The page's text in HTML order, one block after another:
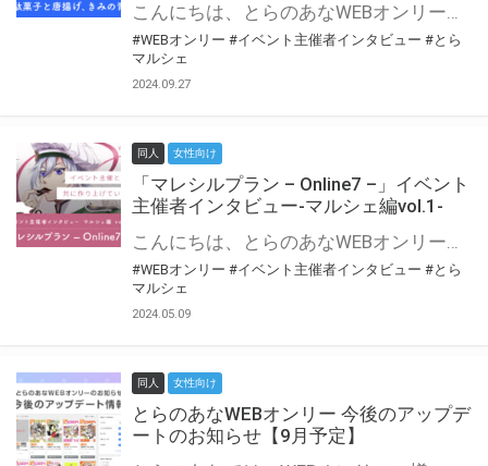
こんにちは、とらのあなWEBオンリー運営スタッフです。 新たにお届けする、イベント主催者インタビュー-マルシェ編-は、 とらのあなWEBオンリー「マルシェ」をご利用の主催様に 「マルシェ」を使ってイベントを開催した感想や心がけをお聞きする企画です。 今回は、WEBオンリー初開催「駄菓子と唐揚げ、きみの青」より、 主催のぎこ六屋様にお話を伺いました。 協力：ぎこ六屋様／イベント公式Twitter（@krkgwks） とらのあなWEBオンリー「マルシェ」とは？ WEBオンリーでリアルタイムでコミュニケーションがとれるオンライン会場です。
#WEBオンリー #イベント主催者インタビュー #とら
マルシェ
2024.09.27
同人 女性向け
「マレシルプラン – Online7 –」イベント
主催者インタビュー-マルシェ編vol.1-
こんにちは、とらのあなWEBオンリー運営スタッフです。 新たにお届けする、イベント主催者インタビュー-マルシェ編-は、 とらのあなWEBオンリー「マルシェ」をご利用した主催様に 「マルシェ」を使って開催した感想や心がけをお聞きする企画です。 今回は、WEBオンリー開催7回目迎えた「マレシルプラン – Online7 –」より、 主催の玉川うた様にお話を伺いました。 ▼マレシルプランのインタビュー前回記事 「イベント主催者インタビュー vol.6」はこちら 協力：玉川うた様（マレシルプラン実行委員会 代表）／イベント公式Twitter（@mallesil_plan） とらのあなWEBオンリー「マルシェ」とは？ WEBオンリーでリアルタイムでコミュニケーションがとれるオンライン会場です。
#WEBオンリー #イベント主催者インタビュー #とら
マルシェ
2024.05.09
同人 女性向け
とらのあなWEBオンリー 今後のアップデ
ートのお知らせ【9月予定】